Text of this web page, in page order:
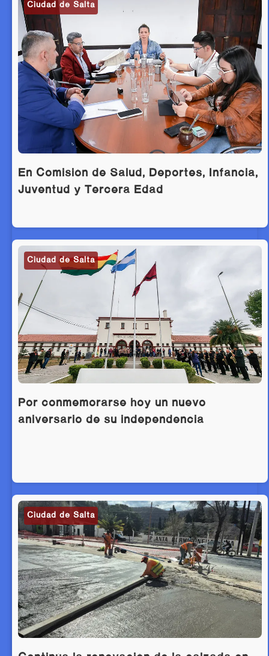
Ciudad de Salta
En Comisión de Salud, Deportes, Infancia,
Juventud y Tercera Edad
Ciudad de Salta
Por conmemorarse hoy un nuevo
aniversario de su independencia
Ciudad de Salta